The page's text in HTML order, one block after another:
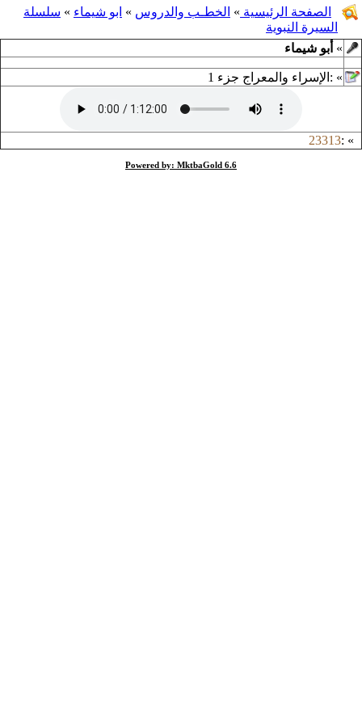
الصفحة الرئيسية » الخطـب والدروس » ابو شيماء » سلسلة
السيرة النبوية
» أبو شيماء
»
: الإسراء والمعراج جزء 1
»
:
23313
Powered by: MktbaGold 6.6